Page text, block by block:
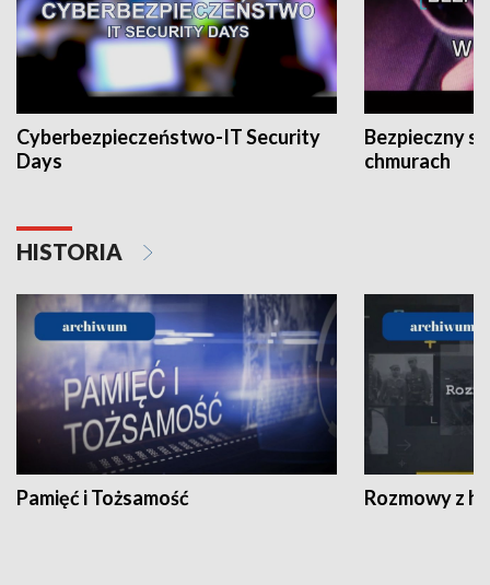
Cyberbezpieczeństwo-IT Security
Days
Bezpieczny
chmurach
HISTORIA
Pamięć i Tożsamość Rozmowy z